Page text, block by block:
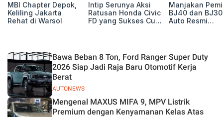
MBI Chapter Depok,
Keliling Jakarta
Rehat di Warsol
Intip Serunya Aksi
Ratusan Honda Civic
FD yang Sukses Curi
Manjakan
BJ40 dan
Auto Resmi
AUTONEWS
Bawa Beban 8 Ton, Ford Ranger Super Duty
2026 Siap Jadi Raja Baru Otomotif Kerja
Berat
Mengenal MAXUS MIFA 9, MPV Listrik
Premium dengan Kenyamanan Kelas Atas